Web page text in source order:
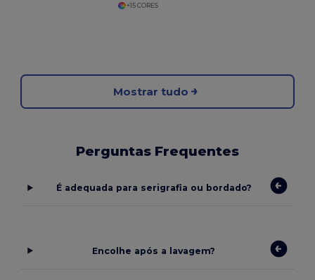
+15 CORES
Mostrar tudo
Perguntas Frequentes
É adequada para serigrafia ou bordado?
Encolhe após a lavagem?